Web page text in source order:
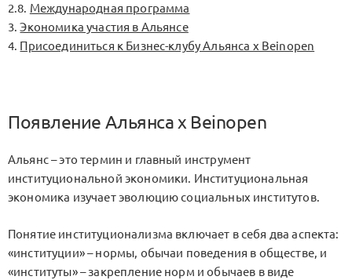
2.8. Международная программа
3.Экономика участия в Альянсе
4. Присоединиться к Бизнес-клубу Альянса x Beinopen
Появление Альянса x Beinopen
Альянс – это термин и главный инструмент
институциональной экономики. Институциональная
экономика изучает эволюцию социальных институтов.
Понятие институционализма включает в себя два аспекта:
«институции» – нормы, обычаи поведения в обществе, и
«институты» – закрепление норм и обычаев в виде